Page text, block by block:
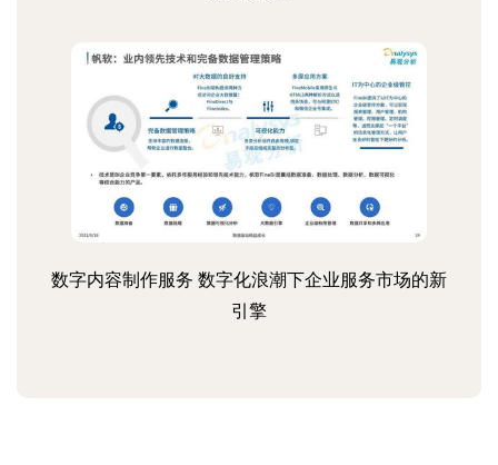
数字内容制作服务 数字化浪潮下企业服务市场的新
引擎